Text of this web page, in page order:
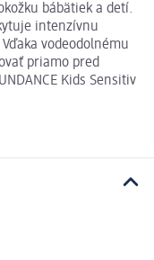
bábätiek a detí.
intenzívnu
vodeodolnému
priamo pred
Kids Sensitiv